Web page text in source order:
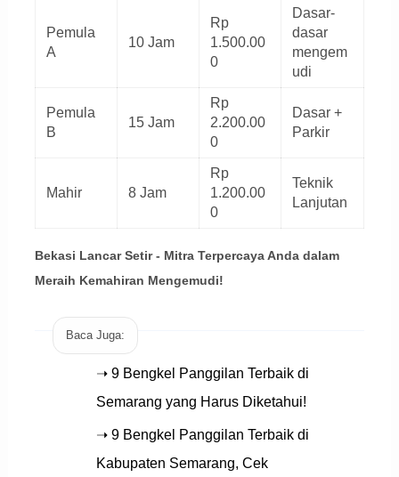
Pemula
A
10 Jam
Rp
1.500.00
0
Dasar-
dasar
mengem
udi
Pemula
B
15 Jam
Rp
2.200.00
0
Dasar +
Parkir
Mahir 8 Jam
Rp
1.200.00
0
Teknik
Lanjutan
Bekasi Lancar Setir - Mitra Terpercaya Anda dalam
Meraih Kemahiran Mengemudi!
Baca Juga:
➝ 9 Bengkel Panggilan Terbaik di
Semarang yang Harus Diketahui!
➝ 9 Bengkel Panggilan Terbaik di
Kabupaten Semarang, Cek